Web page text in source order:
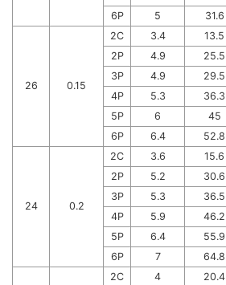
6P
5 31.6
26 0.15
2C 3.4 13.5
2P
4.9 25.5
3P
4.9 29.5
4P
5.3 36.3
5P
6 45
6P
6.4 52.8
24 0.2
2C 3.6 15.6
2P
5.2 30.6
3P
5.3 36.5
4P
5.9 46.2
5P
6.4 55.9
6P
7 64.8
2C 4 20.4